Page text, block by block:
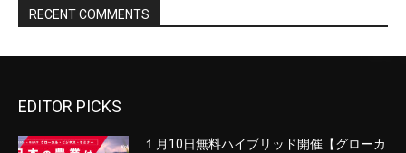
EDITOR PICKS
１月10日無料ハイブリッド開催【グローカ